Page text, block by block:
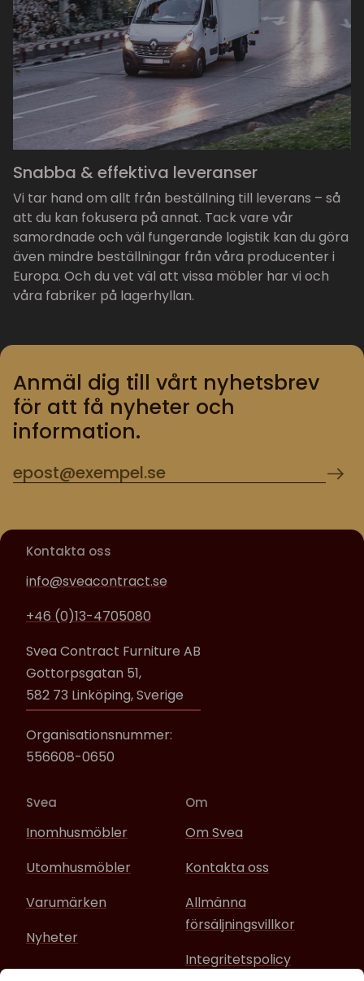
Snabba & effektiva leveranser
Vi tar hand om allt från beställning till leverans – så
att du kan fokusera på annat. Tack vare vår
samordnade och väl fungerande logistik kan du göra
även mindre beställningar från våra producenter i
Europa. Och du vet väl att vissa möbler har vi och
våra fabriker på lagerhyllan.
Anmäl dig till vårt nyhetsbrev
för att få nyheter och
information.
Kontakta oss
info@sveacontract.se
+46 (0)13-4705080
Svea Contract Furniture AB
Gottorpsgatan 51,
582 73 Linköping, Sverige
Organisationsnummer:
556608-0650
Svea
Inomhusmöbler
Utomhusmöbler
Varumärken
Nyheter
Om
Om Svea
Kontakta oss
Allmänna
försäljningsvillkor
Integritetspolicy